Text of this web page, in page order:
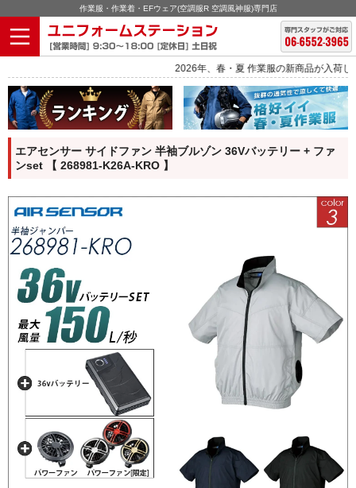
作業服・作業着・EFウェア(空調服R 空調風神服)専門店
2026年、春・夏 作業服の新商品が入荷しました。
エアセンサー サイドファン 半袖ブルゾン 36Vバッテリー + ファ
ンset 【 268981-K26A-KRO 】